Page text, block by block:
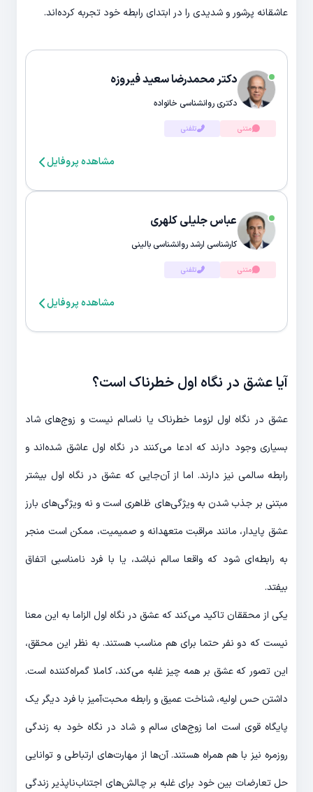
عاشقانه پرشور و شدیدی را در ابتدای رابطه خود تجربه کرده‌اند.
دکتر محمدرضا سعید فیروزه
دکتری روانشناسی خانواده
متنی تلفنی
مشاهده پروفایل
عباس جلیلی کلهری
کارشناسی ارشد روانشناسی بالینی
متنی تلفنی
مشاهده پروفایل
آیا عشق در نگاه اول خطرناک است؟
عشق در نگاه اول لزوما خطرناک یا ناسالم نیست و زوج‌های شاد
بسیاری وجود دارند که ادعا می‌کنند در نگاه اول عاشق شده‌اند و
رابطه سالمی نیز دارند. اما از آن‌جایی که عشق در نگاه اول بیشتر
مبتنی بر جذب شدن به ویژگی‌های ظاهری است و نه ویژگی‌های بارز
عشق پایدار، مانند مراقبت متعهدانه و صمیمیت، ممکن است منجر
به رابطه‌ای شود که واقعا سالم نباشد، یا با فرد نامناسبی اتفاق
بیفتد.
یکی از محققان تاکید می‌کند که عشق در نگاه اول الزاما به این معنا
نیست که دو نفر حتما برای هم مناسب هستند. به نظر این محقق،
این تصور که عشق بر همه چیز غلبه می‌کند، کاملا گمراه‌کننده است.
داشتن حس اولیه، شناخت عمیق و رابطه محبت‌آمیز با فرد دیگر یک
پایگاه قوی است اما زوج‌های سالم و شاد در نگاه خود به زندگی
روزمره نیز با هم همراه هستند. آن‌ها از مهارت‌های ارتباطی و توانایی
حل تعارضات بین خود برای غلبه بر چالش‌های اجتناب‌ناپذیر زندگی